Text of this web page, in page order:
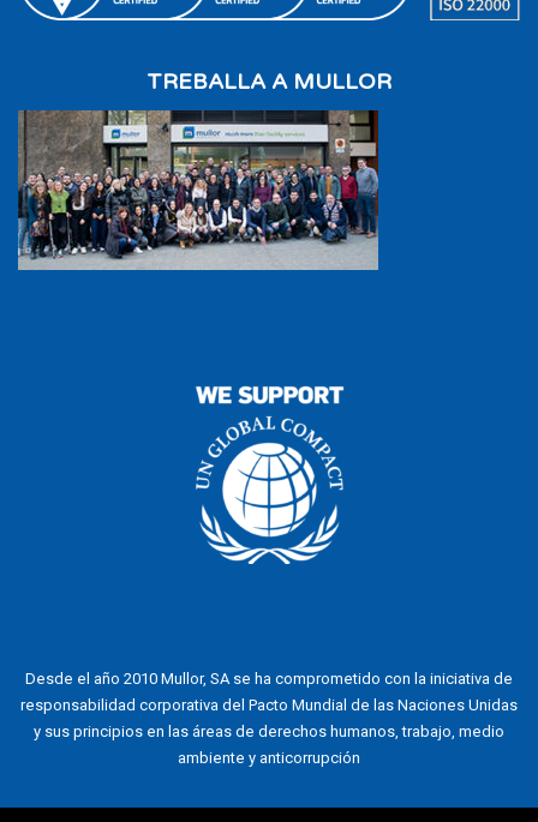
TREBALLA A MULLOR
Desde el año 2010 Mullor, SA se ha comprometido con la iniciativa de
responsabilidad corporativa del Pacto Mundial de las Naciones Unidas
y sus principios en las áreas de derechos humanos, trabajo, medio
ambiente y anticorrupción